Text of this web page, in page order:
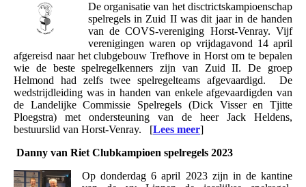
De organisatie van het disctrictskampioenschap
spelregels in Zuid II was dit jaar in de handen
van de COVS-vereniging Horst-Venray. Vijf
verenigingen waren op vrijdagavond 14 april
afgereisd naar het clubgebouw Trefhove in Horst om te bepalen
wie de beste spelregelkenners zijn van Zuid II. De groep
Helmond had zelfs twee spelregelteams afgevaardigd. De
wedstrijdleiding was in handen van enkele afgevaardigden van
de Landelijke Commissie Spelregels (Dick Visser en Tjitte
Ploegstra) met ondersteuning van de heer Jack Heldens,
bestuurslid van Horst-Venray.
[Lees meer]
Danny van Riet Clubkampioen spelregels 2023
Op donderdag 6 april 2023 zijn in de kantine